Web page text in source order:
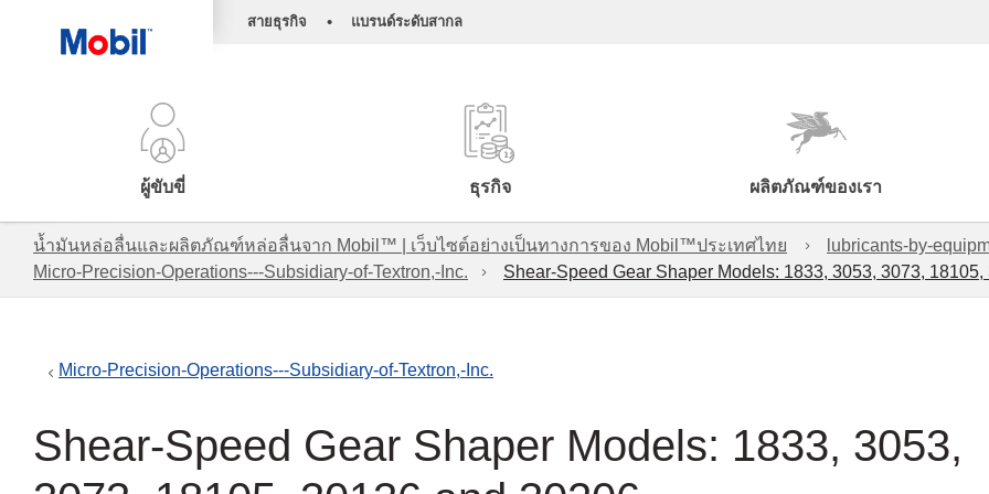
สายธุรกิจ • แบรนด์ระดับสากล
ผู้ขับขี่ ธุรกิจ ผลิตภัณฑ์ของเรา
น้ำมันหล่อลื่นและผลิตภัณฑ์หล่อลื่นจาก Mobil™ | เว็บไซต์อย่างเป็นทางการของ Mobil™ประเทศไทย
lubricants-by-
Micro-Precision-Operations---Subsidiary-of-Textron,-Inc.
Shear-Speed Gear Shaper Models: 1833, 3053, 3073,
Micro-Precision-Operations---Subsidiary-of-Textron,-Inc.
Shear-Speed Gear Shaper Models: 1833, 3053,